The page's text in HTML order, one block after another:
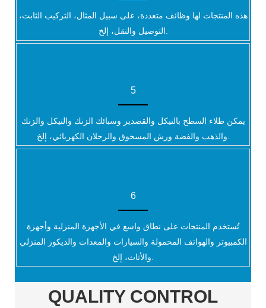
هذه المنتجات لها وظائف متعددة، على سبيل المثال، التركيب الثابت،
التوصيل والنقل، إلخ.
5
يمكن طلاء السطح بالنيكل والقصدير وسبائك الزنك والنيكل والزنك
6
تُستخدم المنتجات على نطاق واسع في الأجهزة المنزلية وأجهزة
الكمبيوتر والهواتف المحمولة والسيارات والمعدات والديكور المنزلي
QUALITY CONTROL